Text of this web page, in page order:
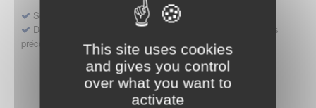
This site uses cookies
and gives you control
over what you want to
activate
Sollicitation RDV pré-dépôt accès précoce pré-AMM
Déposer une demande ou faire évoluer une décision d'accès
précoce